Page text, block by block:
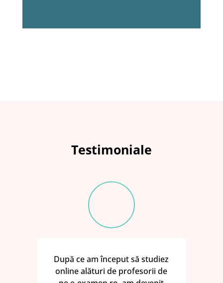
Testimoniale
După ce am început să studiez
online alături de profesorii de